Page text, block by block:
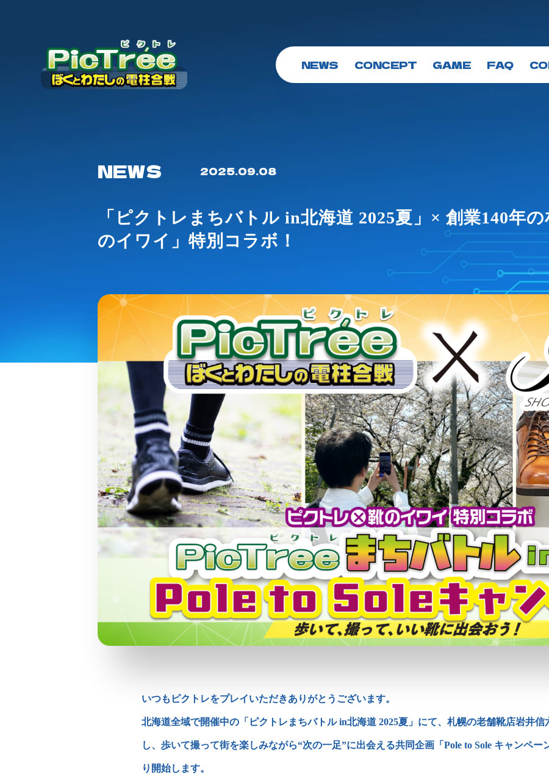
NEWS CONCEPT GAME FAQ
NEWS 2025.09.08
「ピクトレまちバトル in北海道 2025夏」× 創業140年
のイワイ」特別コラボ！
いつもピクトレをプレイいただきありがとうございます。
北海道全域で開催中の「ピクトレまちバトル in北海道 2025夏」にて、札幌の老舗靴店岩井
し、歩いて撮って街を楽しみながら“次の一足”に出会える共同企画「Pole to Sole キャンペー
り開始します。